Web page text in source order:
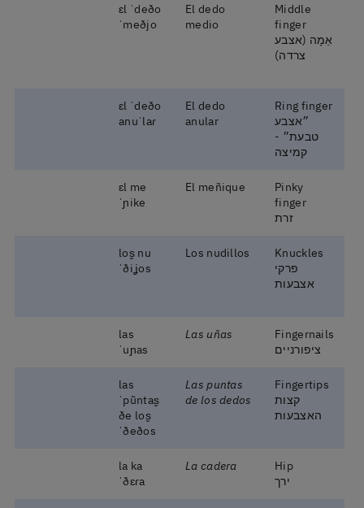
Middle
finger
אַמָה (אצבע
צרדה)
El dedo
medio
ɛl ˈdeðo
ˈmeðjo
Ring finger
״אצבע
טבעת״ -
קמיצה
El dedo
anular
ɛl ˈdeðo
anuˈlaɾ
Pinky
finger
זרת
El meñique
ɛl me
ˈɲike
Knuckles
פרקי
אצבעות
Los nudillos
los̬ nu
ˈðiʝos
Fingernails
ציפורניים
Las uñas
las
ˈuɲas
Fingertips
קצות
האצבעות
Las puntas
de los dedos
las
ˈpũntas̬
ðe los̬
ˈðeðos
Hip
ירך
La cadera
la ka
ˈðɛɾa